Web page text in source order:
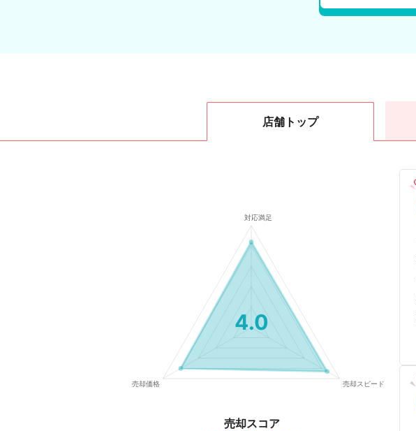
店舗 トップ
4.0
売却スコア